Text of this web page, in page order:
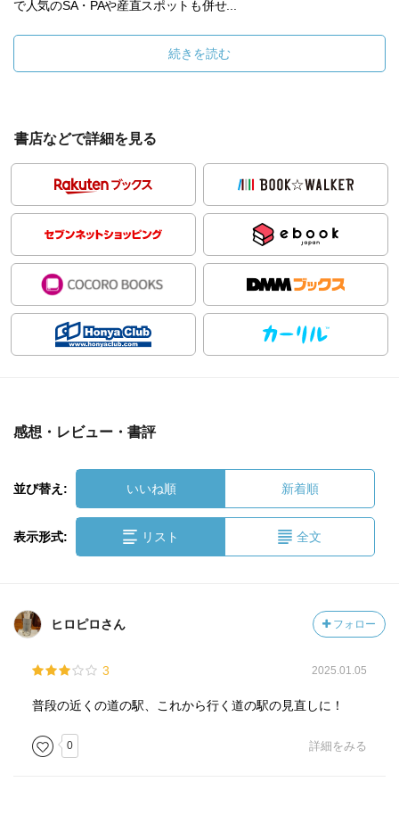
で人気のSA・PAや産直スポットも併せ...
続きを読む
書店などで詳細を見る
感想・レビュー・書評
並び替え: いいね順 新着順
表示形式: リスト 全文
ヒロピロさん フォロー
3 2025.01.05
普段の近くの道の駅、これから行く道の駅の見直しに！
0 詳細をみる